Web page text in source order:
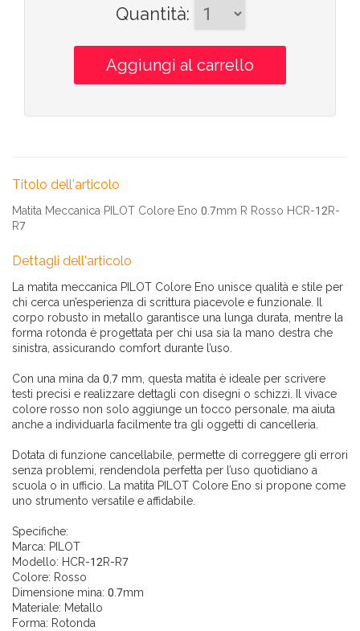
Quantità:
Titolo dell'articolo
Matita Meccanica PILOT Colore Eno 0.7mm R Rosso HCR-12R-
R7
Dettagli dell'articolo
La matita meccanica PILOT Colore Eno unisce qualità e stile per
chi cerca un’esperienza di scrittura piacevole e funzionale. Il
corpo robusto in metallo garantisce una lunga durata, mentre la
forma rotonda è progettata per chi usa sia la mano destra che
sinistra, assicurando comfort durante l’uso.
Con una mina da 0,7 mm, questa matita è ideale per scrivere
testi precisi e realizzare dettagli con disegni o schizzi. Il vivace
colore rosso non solo aggiunge un tocco personale, ma aiuta
anche a individuarla facilmente tra gli oggetti di cancelleria.
Dotata di funzione cancellabile, permette di correggere gli errori
senza problemi, rendendola perfetta per l’uso quotidiano a
scuola o in ufficio. La matita PILOT Colore Eno si propone come
uno strumento versatile e affidabile.
Specifiche:
Marca: PILOT
Modello: HCR-12R-R7
Colore: Rosso
Dimensione mina: 0.7mm
Materiale: Metallo
Forma: Rotonda